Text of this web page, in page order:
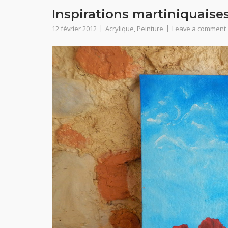
Inspirations
12 février 2012 Acrylique, Peinture Leave a comment